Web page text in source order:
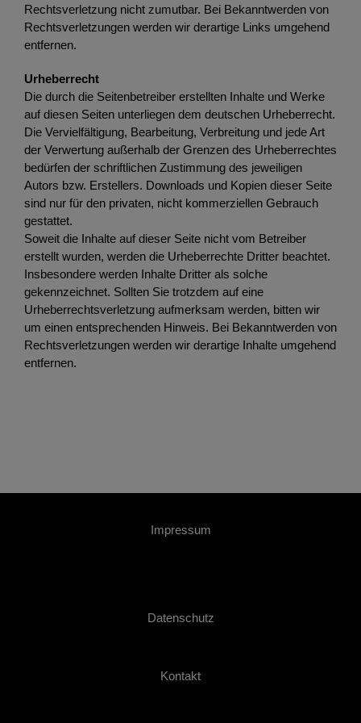
Rechtsverletzung nicht zumutbar. Bei Bekanntwerden von
Rechtsverletzungen werden wir derartige Links umgehend
entfernen.
Urheberrecht
Die durch die Seitenbetreiber erstellten Inhalte und Werke
auf diesen Seiten unterliegen dem deutschen Urheberrecht.
Die Vervielfältigung, Bearbeitung, Verbreitung und jede Art
der Verwertung außerhalb der Grenzen des Urheberrechtes
bedürfen der schriftlichen Zustimmung des jeweiligen
Autors bzw. Erstellers. Downloads und Kopien dieser Seite
sind nur für den privaten, nicht kommerziellen Gebrauch
gestattet.
Soweit die Inhalte auf dieser Seite nicht vom Betreiber
erstellt wurden, werden die Urheberrechte Dritter beachtet.
Insbesondere werden Inhalte Dritter als solche
gekennzeichnet. Sollten Sie trotzdem auf eine
Urheberrechtsverletzung aufmerksam werden, bitten wir
um einen entsprechenden Hinweis. Bei Bekanntwerden von
Rechtsverletzungen werden wir derartige Inhalte umgehend
entfernen.
Impressum
Datenschutz
Kontakt